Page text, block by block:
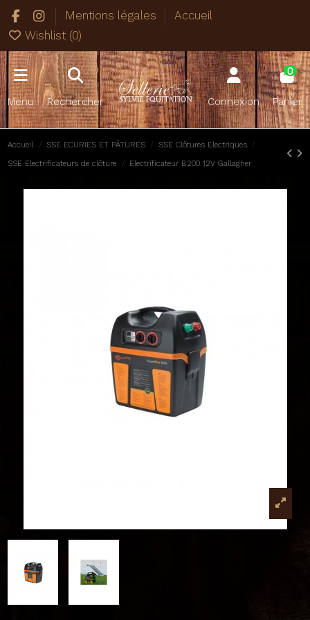
Mentions légales
Accueil
Wishlist (0)
Menu Rechercher Connexion
0
Panier
Accueil SSE ECURIES ET PÂTURES SSE Clôtures Electriques
SSE Electrificateurs de clôture Electrificateur B200 12V Gallagher